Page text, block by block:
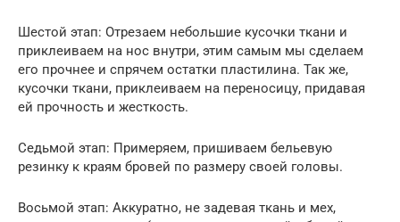
Шестой этап: Отрезаем небольшие кусочки ткани и
приклеиваем на нос внутри, этим самым мы сделаем
его прочнее и спрячем остатки пластилина. Так же,
кусочки ткани, приклеиваем на переносицу, придавая
ей прочность и жесткость.
Седьмой этап: Примеряем, пришиваем бельевую
резинку к краям бровей по размеру своей головы.
Восьмой этап: Аккуратно, не задевая ткань и мех,